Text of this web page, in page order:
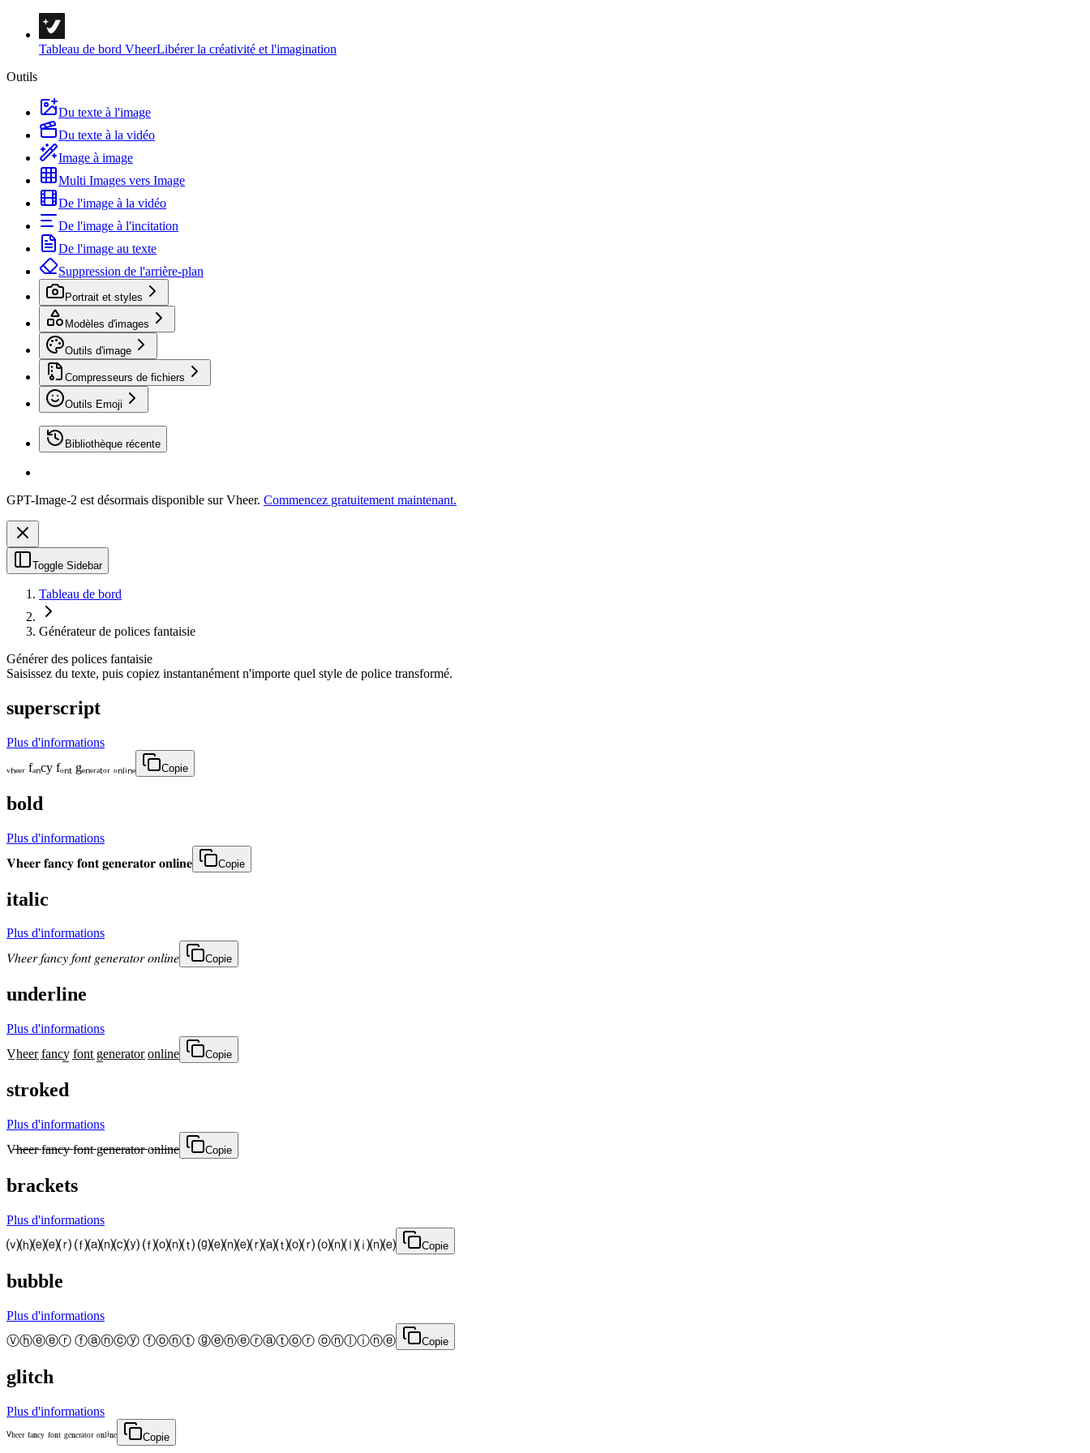
Tableau de bord VheerLibérer la créativité et l'imagination
Outils
Du texte à l'image
Du texte à la vidéo
Image à image
Multi Images vers Image
De l'image à la vidéo
De l'image à l'incitation
De l'image au texte
Suppression de l'arrière-plan
Portrait et styles
Modèles d'images
Outils d'image
Compresseurs de fichiers
Outils Emoji
Bibliothèque récente
GPT-Image-2 est désormais disponible sur Vheer. Commencez gratuitement maintenant.
Toggle Sidebar
Tableau de bord
Générateur de polices fantaisie
Générer des polices fantaisie
Saisissez du texte, puis copiez instantanément n'importe quel style de police transformé.
superscript
Plus d'informations
ᵥₕₑₑᵣ fₐₙcy fₒₙₜ gₑₙₑᵣₐₜₒᵣ ₒₙₗᵢₙₑ
Copie
bold
Plus d'informations
𝐕𝐡𝐞𝐞𝐫 𝐟𝐚𝐧𝐜𝐲 𝐟𝐨𝐧𝐭 𝐠𝐞𝐧𝐞𝐫𝐚𝐭𝐨𝐫 𝐨𝐧𝐥𝐢𝐧𝐞
Copie
italic
Plus d'informations
𝑉ℎ𝑒𝑒𝑟 𝑓𝑎𝑛𝑐𝑦 𝑓𝑜𝑛𝑡 𝑔𝑒𝑛𝑒𝑟𝑎𝑡𝑜𝑟 𝑜𝑛𝑙𝑖𝑛𝑒
Copie
underline
Plus d'informations
V̲h̲e̲e̲r̲ f̲a̲n̲c̲y̲ f̲o̲n̲t̲ g̲e̲n̲e̲r̲a̲t̲o̲r̲ o̲n̲l̲i̲n̲e̲
Copie
stroked
Plus d'informations
V̶̶h̶̶e̶̶e̶̶r̶̶ f̶̶a̶̶n̶̶c̶̶y̶̶ f̶̶o̶̶n̶̶t̶̶ g̶̶e̶̶n̶̶e̶̶r̶̶a̶̶t̶̶o̶̶r̶̶ o̶̶n̶̶l̶̶i̶̶n̶̶e̶̶
Copie
brackets
Plus d'informations
⒱⒣⒠⒠⒭ ⒡⒜⒩⒞⒴ ⒡⒪⒩⒯ ⒢⒠⒩⒠⒭⒜⒯⒪⒭ ⒪⒩⒧⒤⒩⒠
Copie
bubble
Plus d'informations
Ⓥⓗⓔⓔⓡ ⓕⓐⓝⓒⓨ ⓕⓞⓝⓣ ⓖⓔⓝⓔⓡⓐⓣⓞⓡ ⓞⓝⓛⓘⓝⓔ
Copie
glitch
Plus d'informations
ⱽʰᵉᵉʳ ᶠᵃⁿᶜʸ ᶠᵒⁿᵗ ᵍᵉⁿᵉʳᵃᵗᵒʳ ᵒⁿˡⁱⁿᵉ
Copie